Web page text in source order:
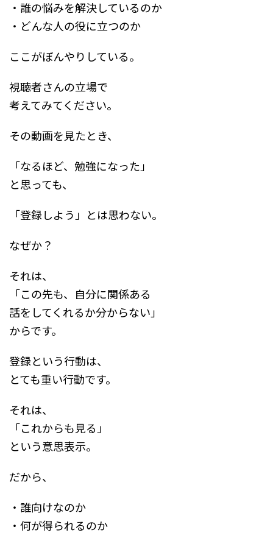
・誰の悩みを解決しているのか
・どんな人の役に立つのか
ここがぼんやりしている。
視聴者さんの立場で
考えてみてください。
その動画を見たとき、
「なるほど、勉強になった」
と思っても、
「登録しよう」とは思わない。
なぜか？
それは、
「この先も、自分に関係ある
話をしてくれるか分からない」
からです。
登録という行動は、
とても重い行動です。
それは、
「これからも見る」
という意思表示。
だから、
・誰向けなのか
・何が得られるのか